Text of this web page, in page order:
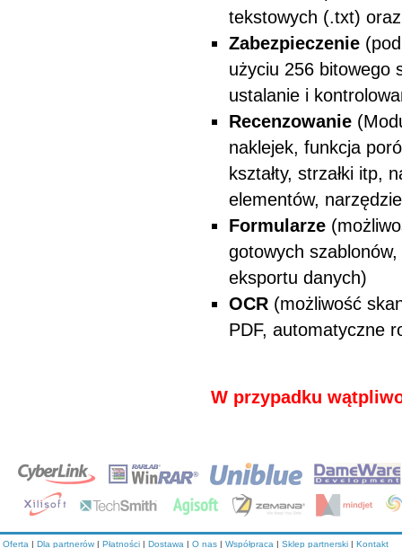
tekstowych (.txt)
Zabezpieczenie
użyciu 256 bitowego
ustalanie i
Recenzowanie
naklejek, funkcja
kształty, strzałki itp,
elementów,
Formularze
gotowych
eksportu danych)
OCR (możliwość
PDF, automatyczne
W przypadku
Oferta | Dla partnerów | Płatności | Dostawa | O nas | Współpraca | Sklep partnerski | Kontakt